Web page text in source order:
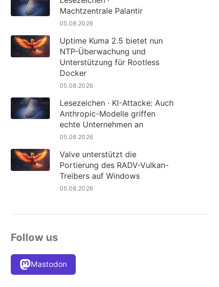
Machtzentrale Palantir
05.08.2026
Uptime Kuma 2.5 bietet nun
NTP-Überwachung und
Unterstützung für Rootless
Docker
05.08.2026
Lesezeichen · KI-Attacke: Auch
Anthropic-Modelle griffen
echte Unternehmen an
05.08.2026
Valve unterstützt die
Portierung des RADV-Vulkan-
Treibers auf Windows
05.08.2026
Follow us
Mastodon